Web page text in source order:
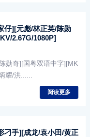
仔][元彪/林正英/陈勋
2.67G/1080P]
勋奇][国粤双语中字][MK
耀/洪......
阅读更多
刁手][成龙/袁小田/黄正